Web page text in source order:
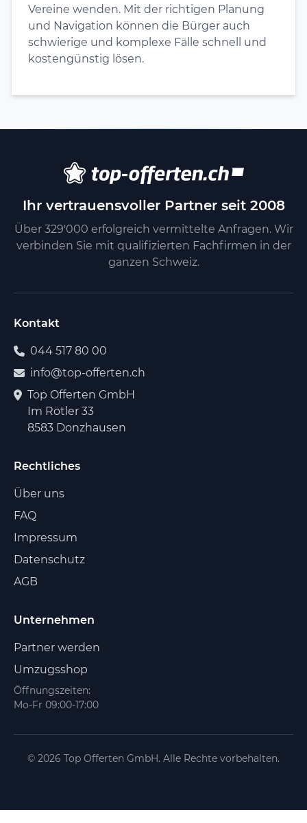
Vereine wenden. Mit der richtigen Planung
und Navigation können die Bürger auch
schwierige und komplexe Fälle schnell und
kostengünstig lösen.
Ihr vertrauensvoller Partner seit 2008
Über 329'000 erfolgreich vermittelte Anfragen. Wir
verbinden Sie mit qualifizierten Fachfirmen in der
ganzen Schweiz.
Kontakt
044 517 80 00
info@top-offerten.ch
Top Offerten GmbH
Im Rötler 33
8583 Donzhausen
Rechtliches
Über uns
FAQ
Impressum
Datenschutz
AGB
Unternehmen
Partner werden
Umzugsshop
Öffnungszeiten:
Mo-Fr 09:00-17:00
© 2026 Top Offerten GmbH. Alle Rechte vorbehalten.